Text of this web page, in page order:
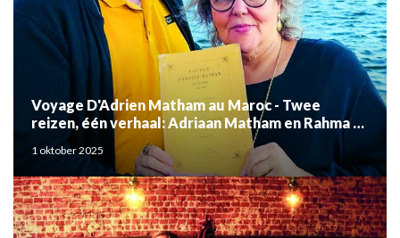
Voyage D'Adrien Matham au Maroc - Twee
reizen, één verhaal: Adriaan Matham en Rahma el
Mouden
1 oktober 2025